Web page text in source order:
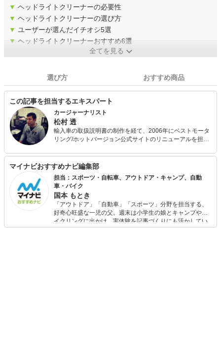
▼ ヘッドライトクリーナーの必要性
▼ ヘッドライトクリーナーの選び方
▼ ユーザーが選んだイチオシ5選
▼ ヘッドライトクリーナーおすすめ6選
全てを見る
選び方 おすすめ商品
この記事を担当するエキスパート
カージャーナリスト
松村 透
輸入車の取扱説明書の制作を経て、2006年にベストモータ
リング/ホットバージョン公式サイトのリニューアルを担当
店ポータルサイトでコンテンツ企画を経験し、2013年にフ
リーランスとして独立。現在はトヨタ GAZOO愛車紹介の
監修・取材・記事制作、ベストカー誌の取材等で年間100
人を超えるオーナーインタビューを行う。 また、輸入車専
門の自動車メディア・カレントライフの編集長を務める。
現在の愛車は、2016年式フォルクスワーゲン ゴルフ トゥ
ーランと1970年式の古いドイツ車。妻と、平成最後の年に
産まれた息子、動物病院から譲り受けた保護猫と平和に
（?）暮らす日々。
マイナビおすすめナビ編集部
担当：スポーツ・自転車、アウトドア・キャンプ、自動
車・バイク
国本 もとき
「アウトドア」「自動車」「スポーツ」分野を担当する、
好奇心旺盛な一児の父。週末は小学生の娘とキャンプやサ
イクリングに出かけ、実体験を記事づくりにも活かしてい
ます。読者の「知りたい」を分かりやすく届けることをモ